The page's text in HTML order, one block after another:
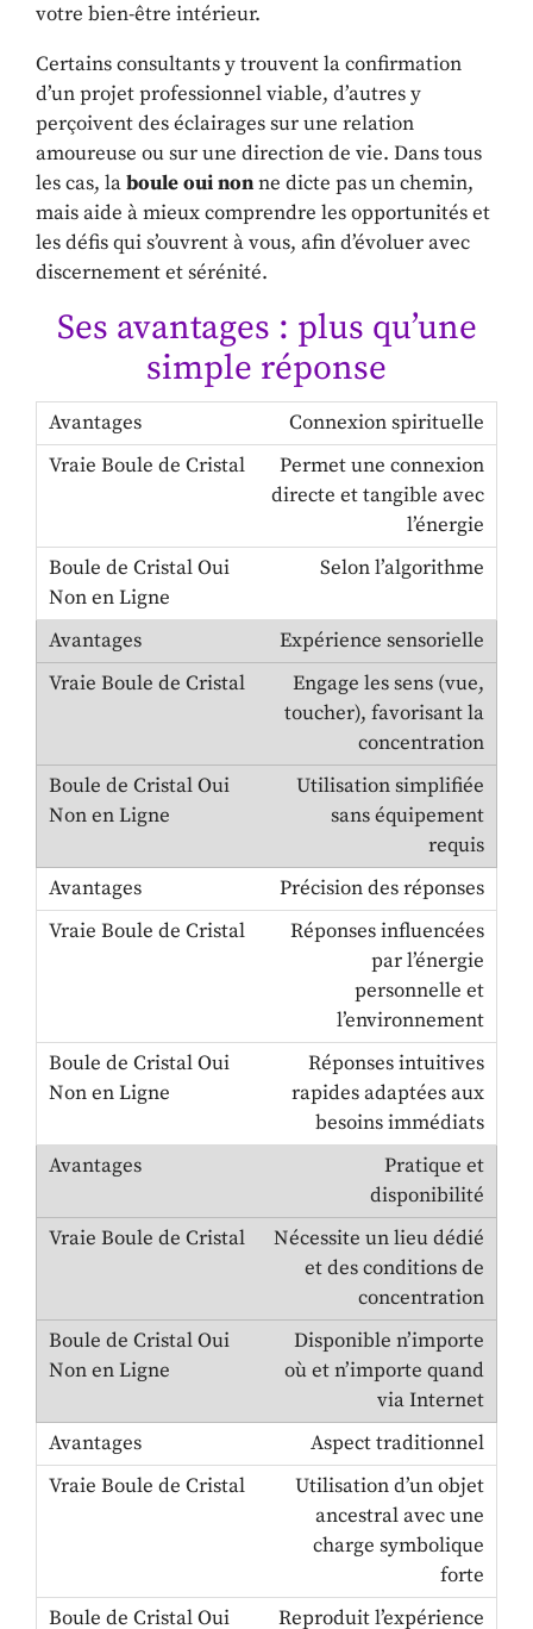
votre bien-être intérieur.
Certains consultants y trouvent la confirmation
d’un projet professionnel viable, d’autres y
perçoivent des éclairages sur une relation
amoureuse ou sur une direction de vie. Dans tous
les cas, laboule oui nonne dicte pas un chemin,
mais aide à mieux comprendre les opportunités et
les défis qui s’ouvrent à vous, afin d’évoluer avec
discernement et sérénité.
Ses avantages : plus qu’une
simple réponse
Connexion spirituelle
Permet une connexion
directe et tangible avec
l’énergie
Selon l’algorithme
Expérience sensorielle
Engage les sens (vue,
toucher), favorisant la
concentration
Utilisation simplifiée
sans équipement
requis
Précision des réponses
Réponses influencées
par l’énergie
personnelle et
l’environnement
Réponses intuitives
rapides adaptées aux
besoins immédiats
Pratique et
disponibilité
Nécessite un lieu dédié
et des conditions de
concentration
Disponible n’importe
où et n’importe quand
via Internet
Aspect traditionnel
Utilisation d’un objet
ancestral avec une
charge symbolique
forte
Reproduit l’expérience